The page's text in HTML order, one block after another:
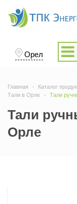
Орел
Главная Каталог
Тали в Орле
Тали
Тали
Орле